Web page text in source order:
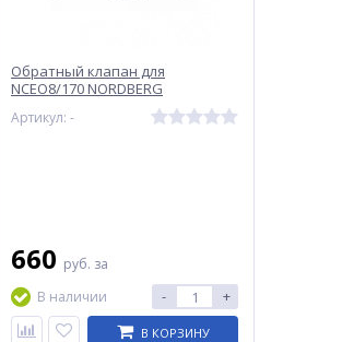
Обратный клапан для
NCEO8/170 NORDBERG
Артикул: -
660 руб. за
В наличии
- +
В КОРЗИНУ